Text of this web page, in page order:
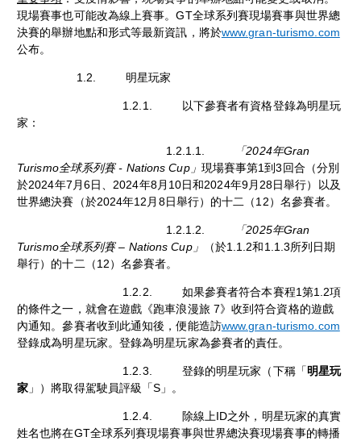
現場賽事也可能改為線上賽事。GT全球系列賽現場賽事與世界總
決賽的舉辦地點和形式等最新資訊，將於www.gran-turismo.com
公布。
1.2. 明星玩家
1.2.1. 以下參賽者有資格登錄為明星玩
家：
1.2.1.1.
「2024年Gran
Turismo全球系列賽 - Nations Cup」 現場賽事第1到3回合（分別
於2024年7月6日、2024年8月10日和2024年9月28日舉行）以及
世界總決賽（於2024年12月8日舉行）的十二（12）名參賽者。
1.2.1.2.
「2025年Gran
Turismo全球系列賽 – Nations Cup」
（於1.1.2和1.1.3所列日期
舉行）的十二（12）名參賽者。
1.2.2. 如果參賽者符合本賽程1第1.2項
的條件之一，就會在遊戲《跑車浪漫旅 7》收到符合資格的遊戲
內通知。參賽者收到此通知後，便能造訪www.gran-turismo.com
登錄成為明星玩家。登錄為明星玩家為參賽者的責任。
1.2.3. 登錄的明星玩家（下稱「明星玩
家 」）將取得駕駛員評級「S」。
1.2.4. 除線上ID之外，明星玩家的真實
姓名也將在GT全球系列賽現場賽事與世界總決賽現場賽事的轉播